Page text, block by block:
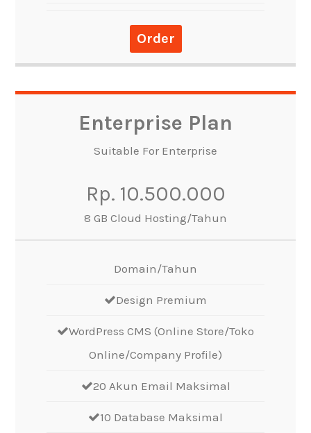
Order
Enterprise Plan
Suitable For Enterprise
Rp. 10.500.000
8 GB Cloud Hosting/Tahun
Domain/Tahun
Design Premium
WordPress CMS (Online Store/Toko
Online/Company Profile)
20 Akun Email Maksimal
10 Database Maksimal